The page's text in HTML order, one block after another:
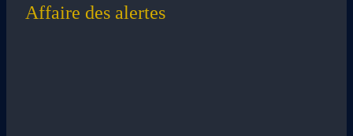
Affaire des alertes